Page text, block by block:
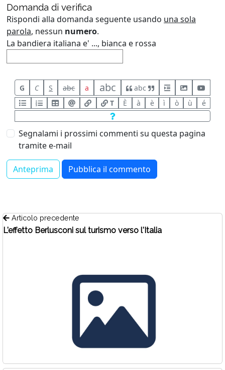
Domanda di verifica
Rispondi alla domanda seguente usando una sola
parola, nessun numero.
La bandiera italiana e' ..., bianca e rossa
G C S abc a abc
abc
T
È à è ì ò ù é
Segnalami i prossimi commenti su questa pagina
tramite e-mail
Articolo precedente
L'effetto Berlusconi sul turismo verso l'Italia